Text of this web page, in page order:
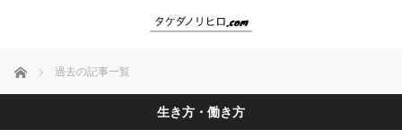
ホーム 過去の記事一覧
生き方・働き方